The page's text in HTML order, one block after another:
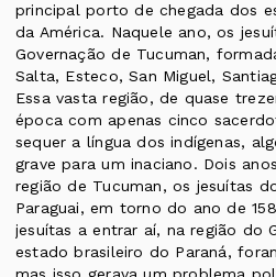
principal porto de chegada dos
da América. Naquele ano, os
Governação de Tucuman,
Salta, Esteco, San Miguel,
Essa vasta região, de quase
época com apenas cinco
sequer a língua dos indígenas,
grave para um inaciano. Dois
região de Tucuman, os jesuítas
Paraguai, em torno do ano de
jesuítas a entrar aí, na região do
estado brasileiro do Paraná,